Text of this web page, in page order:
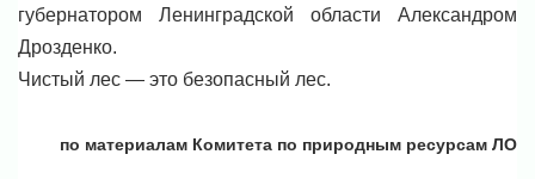
губернатором Ленинградской области Александром
Дрозденко.
Чистый лес — это безопасный лес.
по материалам Комитета по природным ресурсам ЛО